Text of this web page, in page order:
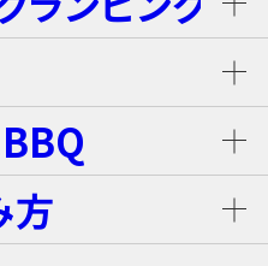
Level S
＜1Dayパス不要＞
パ
夕食)
方